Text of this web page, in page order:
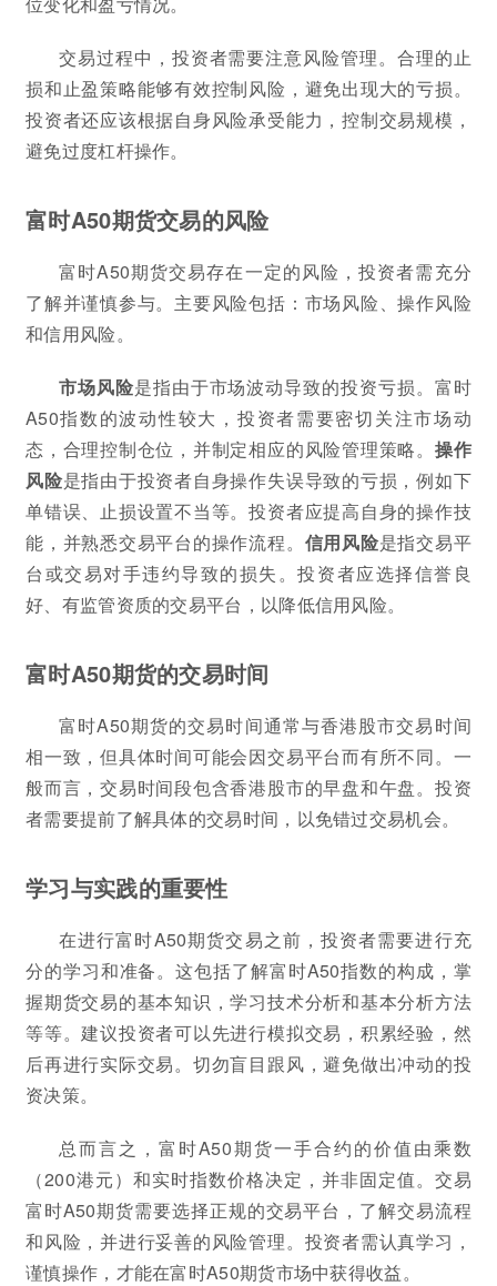
交易过程中，投资者需要注意风险管理。合理的止
损和止盈策略能够有效控制风险，避免出现大的亏损。
投资者还应该根据自身风险承受能力，控制交易规模，
避免过度杠杆操作。
富时A50期货交易的风险
富时A50期货交易存在一定的风险，投资者需充分
了解并谨慎参与。主要风险包括：市场风险、操作风险
和信用风险。
市场风险是指由于市场波动导致的投资亏损。富时
A50指数的波动性较大，投资者需要密切关注市场动
态，合理控制仓位，并制定相应的风险管理策略。 操作
风险是指由于投资者自身操作失误导致的亏损，例如下
单错误、止损设置不当等。投资者应提高自身的操作技
能，并熟悉交易平台的操作流程。 信用风险是指交易平
台或交易对手违约导致的损失。投资者应选择信誉良
好、有监管资质的交易平台，以降低信用风险。
富时A50期货的交易时间
富时A50期货的交易时间通常与香港股市交易时间
相一致，但具体时间可能会因交易平台而有所不同。一
般而言，交易时间段包含香港股市的早盘和午盘。投资
者需要提前了解具体的交易时间，以免错过交易机会。
学习与实践的重要性
在进行富时A50期货交易之前，投资者需要进行充
分的学习和准备。这包括了解富时A50指数的构成，掌
握期货交易的基本知识，学习技术分析和基本分析方法
等等。建议投资者可以先进行模拟交易，积累经验，然
后再进行实际交易。切勿盲目跟风，避免做出冲动的投
资决策。
总而言之，富时A50期货一手合约的价值由乘数
（200港元）和实时指数价格决定，并非固定值。交易
富时A50期货需要选择正规的交易平台，了解交易流程
和风险，并进行妥善的风险管理。投资者需认真学习，
谨慎操作，才能在富时A50期货市场中获得收益。